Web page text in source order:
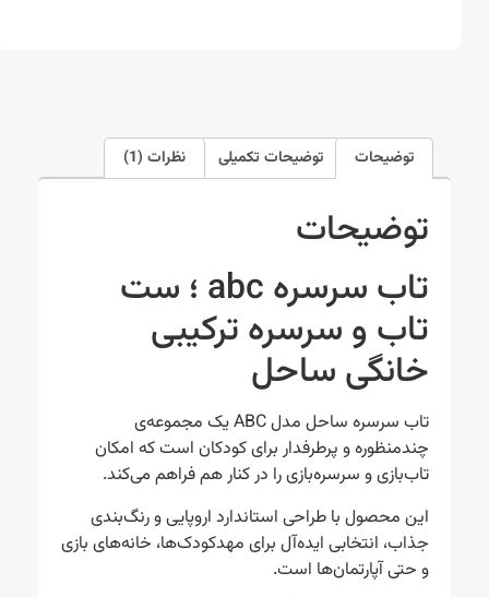
توضیحات توضیحات تکمیلی نظرات (1)
توضیحات
تاب سرسره abc ؛ ست
تاب و سرسره ترکیبی
خانگی ساحل
تاب سرسره ساحل مدل ABC یک مجموعه‌ی
چندمنظوره و پرطرفدار برای کودکان است که امکان
تاب‌بازی و سرسره‌بازی را در کنار هم فراهم می‌کند.
این محصول با طراحی استاندارد اروپایی و رنگ‌بندی
جذاب، انتخابی ایده‌آل برای مهدکودک‌ها، خانه‌های بازی
و حتی آپارتمان‌ها است.